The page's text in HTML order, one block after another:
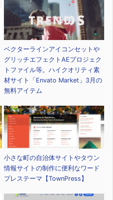
ベクターラインアイコンセットや
グリッチエフェクトAEプロジェク
トファイル等。ハイクオリティ素
材サイト「Envato Market」3月の
無料アイテム
小さな町の自治体サイトやタウン
情報サイトの制作に便利なワード
プレステーマ【TownPress】